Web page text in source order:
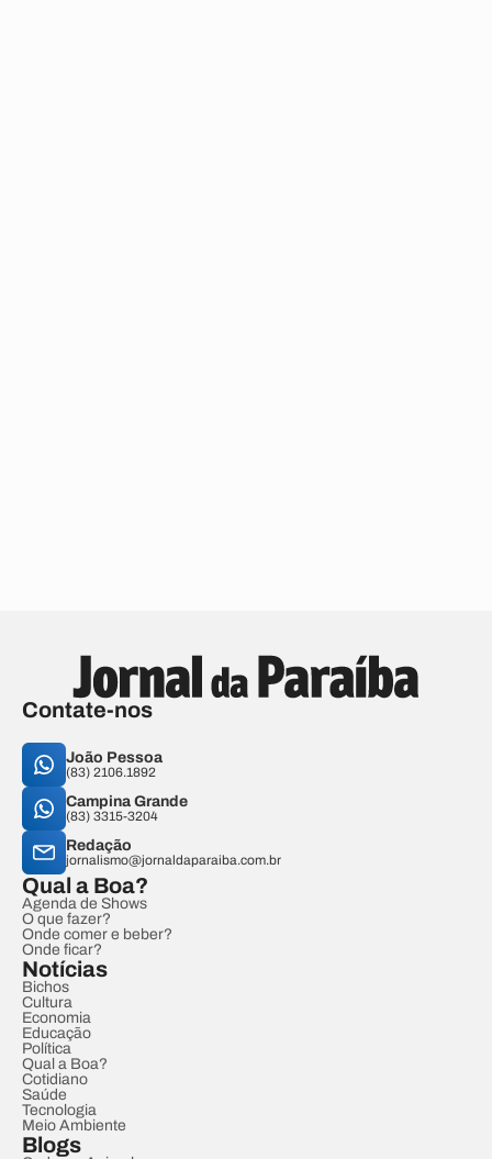
Contate-nos
João Pessoa
(83) 2106.1892
Campina Grande
(83) 3315-3204
Redação
jornalismo@jornaldaparaiba.com.br
Qual a Boa?
Agenda de Shows
O que fazer?
Onde comer e beber?
Onde ficar?
Notícias
Bichos
Cultura
Economia
Educação
Política
Qual a Boa?
Cotidiano
Saúde
Tecnologia
Meio Ambiente
Blogs